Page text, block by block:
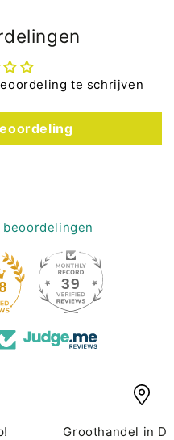
te schrijven
beoordelingen
39
Groothandel in